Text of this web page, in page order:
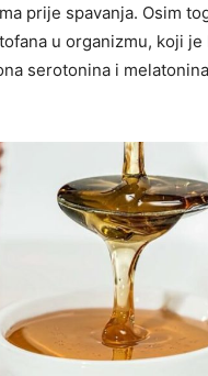
prije spavanja. Osim
u organizmu, koji je
serotonina i